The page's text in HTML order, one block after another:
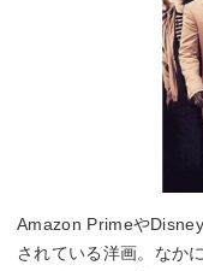
Amazon Primeや
されている洋画。なか